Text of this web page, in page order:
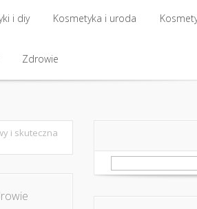
i diy
i diy
Kosmetyka i uroda
Kosmetyka i uroda
Zdrowie
i skuteczna
Szukaj: